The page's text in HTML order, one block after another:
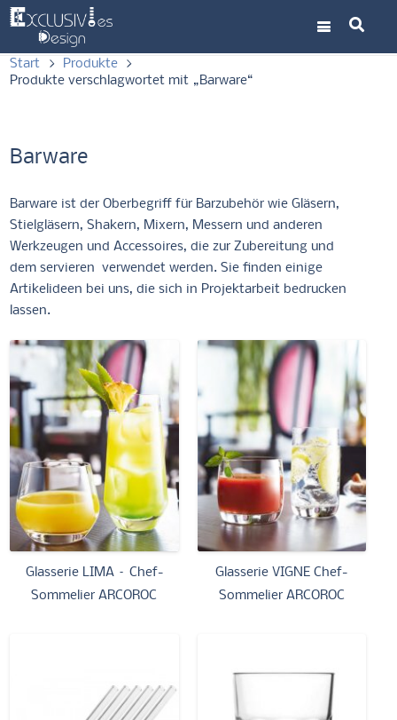
Start > Produkte
>
Produkte verschlagwortet mit „Barware“
Barware
Barware ist der Oberbegriff für Barzubehör wie Gläsern,
Stielgläsern, Shakern, Mixern, Messern und anderen
Werkzeugen und Accessoires, die zur Zubereitung und
dem servieren verwendet werden. Sie finden einige
Artikelideen bei uns, die sich in Projektarbeit bedrucken
lassen.
Glasserie LIMA – Chef-
Sommelier ARCOROC
Glasserie VIGNE Chef-
Sommelier ARCOROC